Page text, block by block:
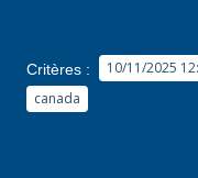
Critères : 10/11/2025
canada